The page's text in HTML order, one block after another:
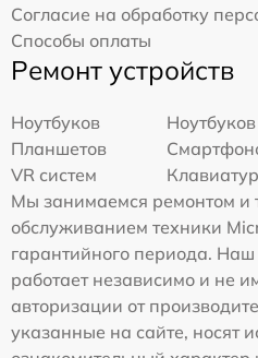
Согласие на обработку
Способы оплаты
Ремонт устройств
Ноутбуков
Ноутбуков
Планшетов
VR систем
Клавиатур
Мы занимаемся ремонтом и
обслуживанием техники
гарантийного периода.
работает независимо и не
авторизации от
указанные на сайте, носят